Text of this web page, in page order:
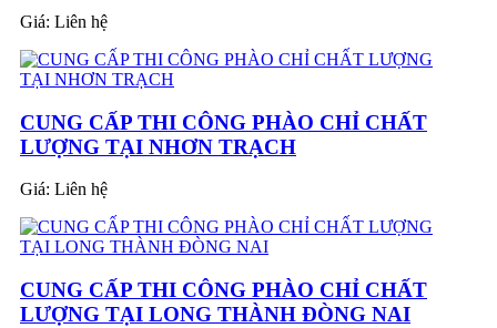
Giá: Liên hệ
CUNG CẤP THI CÔNG PHÀO CHỈ CHẤT
LƯỢNG TẠI NHƠN TRẠCH
Giá: Liên hệ
CUNG CẤP THI CÔNG PHÀO CHỈ CHẤT
LƯỢNG TẠI LONG THÀNH ĐÒNG NAI